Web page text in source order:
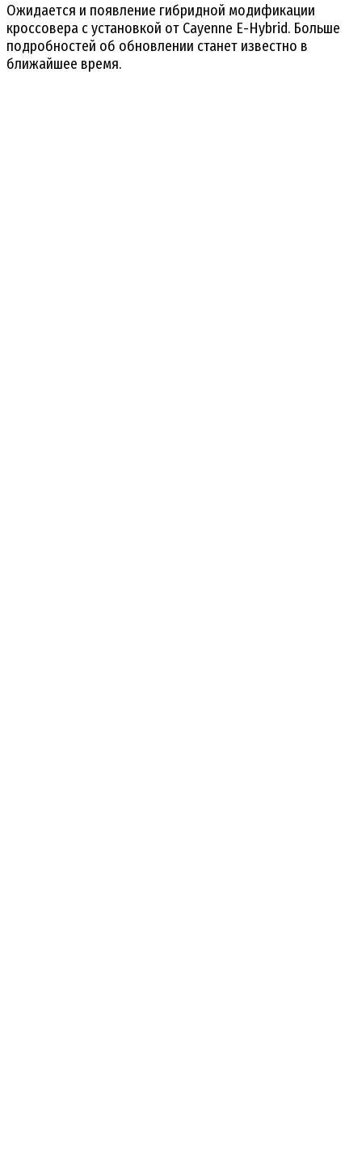
Ожидается и появление гибридной модификации
кроссовера с установкой от Cayenne E-Hybrid. Больше
подробностей об обновлении станет известно в
ближайшее время.